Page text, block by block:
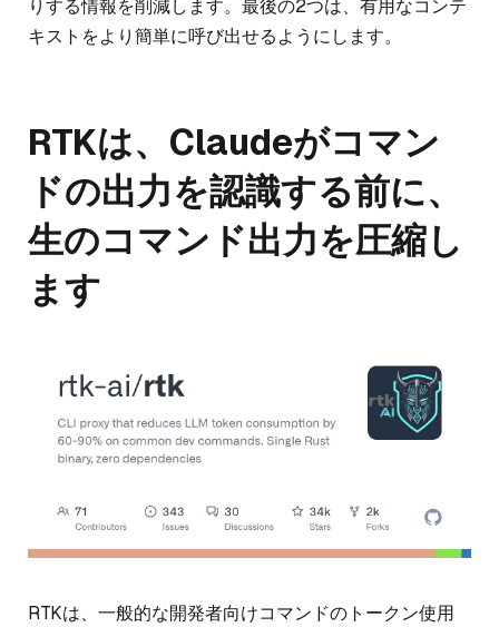
りする情報を削減します。最後の2つは、有用なコンテ
キストをより簡単に呼び出せるようにします。
RTKは、Claudeがコマン
ドの出力を認識する前に、
生のコマンド出力を圧縮し
ます
RTKは、一般的な開発者向けコマンドのトークン使用